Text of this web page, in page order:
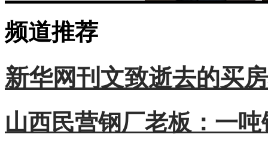
频道推荐
新华网刊文致逝去的买
山西民营钢厂老板：一